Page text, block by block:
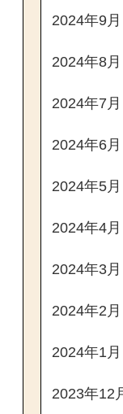
2024年9月
2024年8月
2024年7月
2024年6月
2024年5月
2024年4月
2024年3月
2024年2月
2024年1月
2023年12